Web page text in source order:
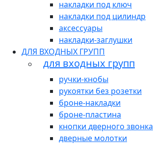
накладки под ключ
накладки под цилиндр
аксессуары
накладки-заглушки
ДЛЯ ВХОДНЫХ ГРУПП
для входных групп
ручки-кнобы
рукоятки без розетки
броне-накладки
броне-пластина
кнопки дверного звонка
дверные молотки